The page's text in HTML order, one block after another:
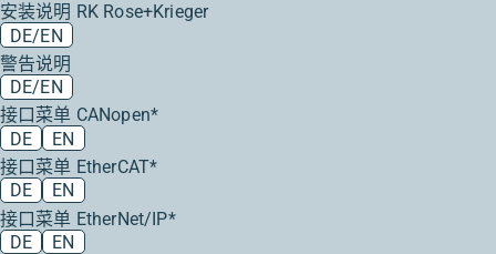
安装说明 RK Rose+Krieger
DE/EN
警告说明
DE/EN
接口菜单 CANopen*
DE
EN
接口菜单 EtherCAT*
DE
EN
接口菜单 EtherNet/IP*
DE
EN